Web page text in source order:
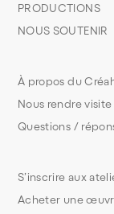
S’inscrire aux
Acheter une
À propos du
Nous rendre visite
Questions /
PRODUCTIONS
NOUS SOUTENIR